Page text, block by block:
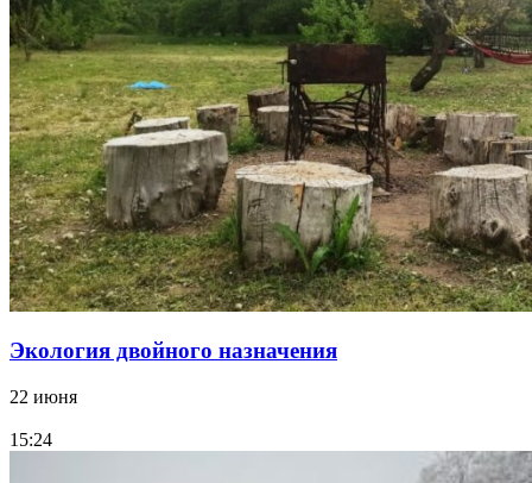
Экология двойного назначения
22 июня
15:24